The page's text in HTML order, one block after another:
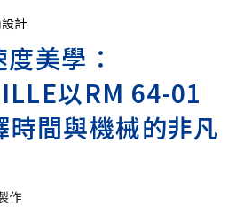
計
美學：
以RM 64-01
間與機械的非凡
作